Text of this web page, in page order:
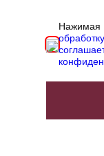
Нажимая